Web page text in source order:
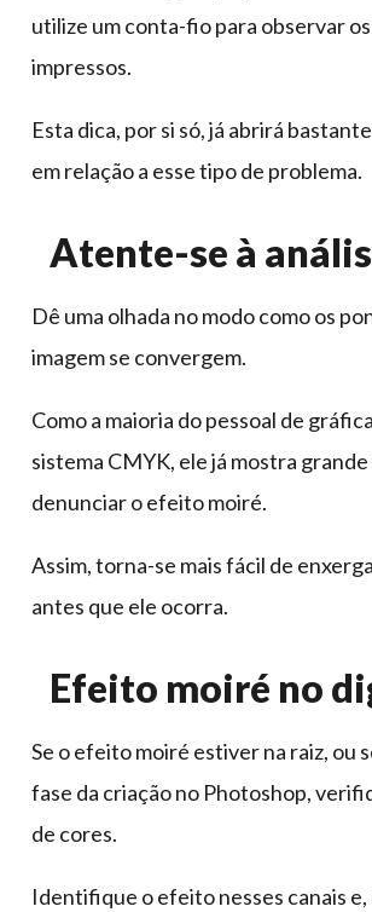
utilize um conta-fio para observar
impressos.
Esta dica, por si só, já abrirá
em relação a esse tipo de problema.
Atente-se à
Dê uma olhada no modo como os
imagem se convergem.
Como a maioria do pessoal de
sistema CMYK, ele já mostra
denunciar o efeito moiré.
Assim, torna-se mais fácil de
antes que ele ocorra.
Efeito moiré no
Se o efeito moiré estiver na raiz, ou
fase da criação no Photoshop,
de cores.
Identifique o efeito nesses canais e,